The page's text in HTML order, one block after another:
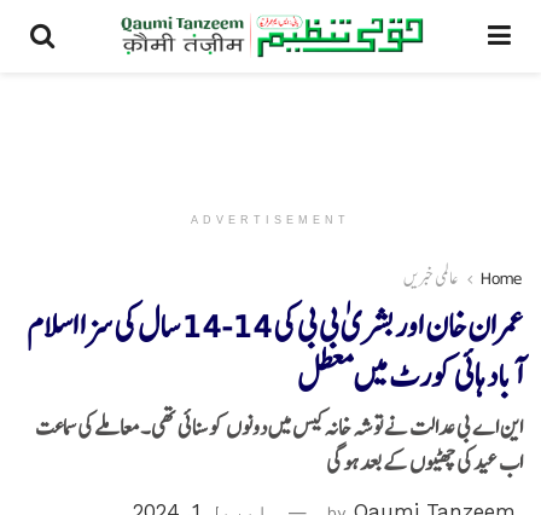
ADVERTISEMENT
Home عالمی خبریں
عمران خان اور بشریٰ بی بی کی 14-14 سال کی سزا اسلام
آباد ہائی کورٹ میں معطل
این اے بی عدالت نےتوشہ خانہ کیس میں دونوں کو سنائی تھی۔معاملے کی سماعت
اب عید کی چھٹیوں کے بعد ہوگی